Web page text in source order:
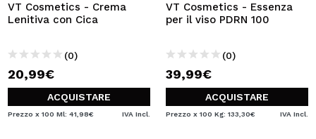
VT Cosmetics - Crema
Lenitiva con Cica
(0)
20,99€
ACQUISTARE
Prezzo x 100 Ml: 41,98€ IVA Incl.
VT Cosmetics - Essenza
per il viso PDRN 100
(0)
39,99€
ACQUISTARE
Prezzo x 100 Kg: 133,30€ IVA Incl.